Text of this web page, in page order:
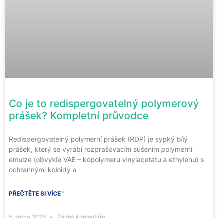
Co je to redispergovatelný polymerový
prášek? Kompletní průvodce
Redispergovatelný polymerní prášek (RDP) je sypký bílý
prášek, který se vyrábí rozprašovacím sušením polymerní
emulze (obvykle VAE – kopolymeru vinylacetátu a ethylenu) s
ochrannými koloidy a
PŘEČTĚTE SI VÍCE "